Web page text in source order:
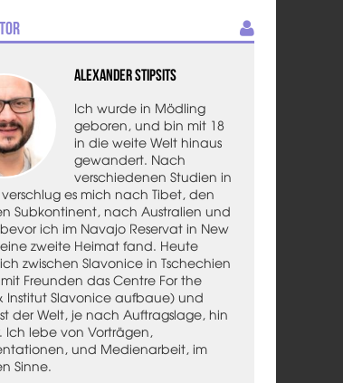
Alexander Stipsits
Ich wurde in Mödling
geboren, und bin mit 18
in die weite Welt hinaus
gewandert. Nach
verschiedenen Studien in
es mich nach Tibet, den
Subkontinent, nach Australien und
ich im Navajo Reservat in New
zweite Heimat fand. Heute
zwischen Slavonice in Tschechien
Freunden das Centre For the
Institut Slavonice aufbaue) und
der Welt, je nach Auftragslage, hin
Ich lebe von Vorträgen,
und Medienarbeit, im
Sinne.